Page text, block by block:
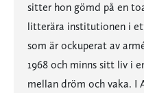
sitter hon gömd på en
litterära institutionen i
som är ockuperat av
1968 och minns sitt liv i
mellan dröm och vaka. I